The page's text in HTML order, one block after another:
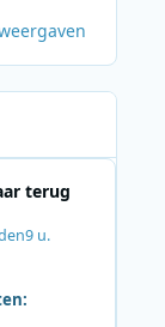
terug
9 u.